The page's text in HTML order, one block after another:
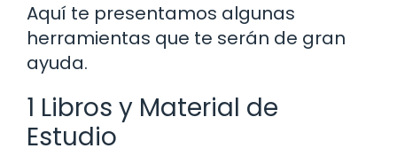
Aquí te presentamos algunas
herramientas que te serán de gran
ayuda.
1 Libros y Material de
Estudio